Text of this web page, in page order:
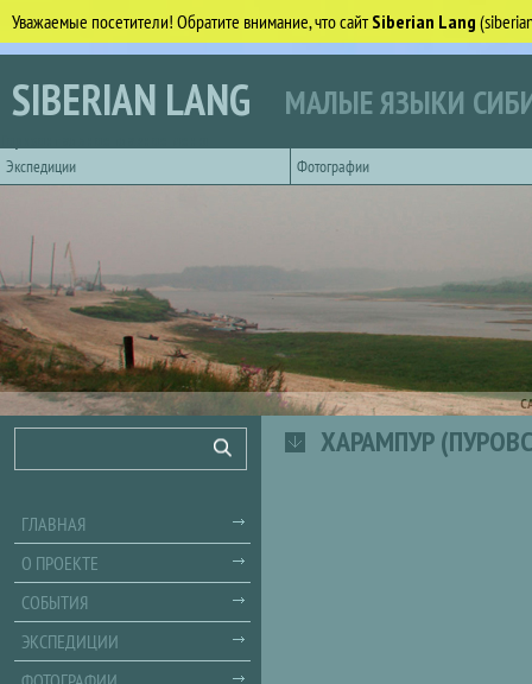
Уважаемые посетители! Обратите внимание, что сайтSiberian Lang
Перейти к основному содержанию
SIBERIAN LANG МАЛЫЕ ЯЗЫКИ
Экспедиции
Фотографии
ХАРАМПУР
Поиск
ГЛАВНАЯ
О ПРОЕКТЕ
СОБЫТИЯ
ЭКСПЕДИЦИИ